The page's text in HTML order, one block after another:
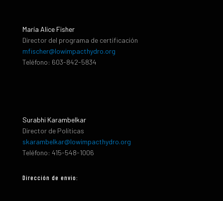
María Alice Fisher
Director del programa de certificación
mfischer@lowimpacthydro.org
Teléfono: 603-842-5834
Surabhi Karambelkar
Director de Políticas
skarambelkar@lowimpacthydro.org
Teléfono: 415-548-1006
Dirección de envio: